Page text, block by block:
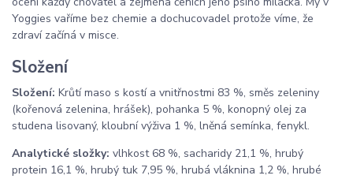
Yoggies vaříme bez chemie a dochucovadel protože víme, že
zdraví začíná v misce.
Složení
Složení: Krůtí maso s kostí a vnitřnostmi 83 %, směs zeleniny
(kořenová zelenina, hrášek), pohanka 5 %, konopný olej za
studena lisovaný, kloubní výživa 1 %, lněná semínka, fenykl.
Analytické složky: vlhkost 68 %, sacharidy 21,1 %, hrubý
protein 16,1 %, hrubý tuk 7,95 %, hrubá vláknina 1,2 %, hrubé